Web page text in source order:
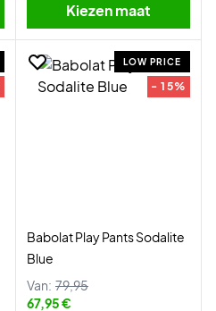
Kiezen maat
LOW PRICE
- 15%
Babolat Play Pants Sodalite
Blue
Van: 79,95
67,95 €